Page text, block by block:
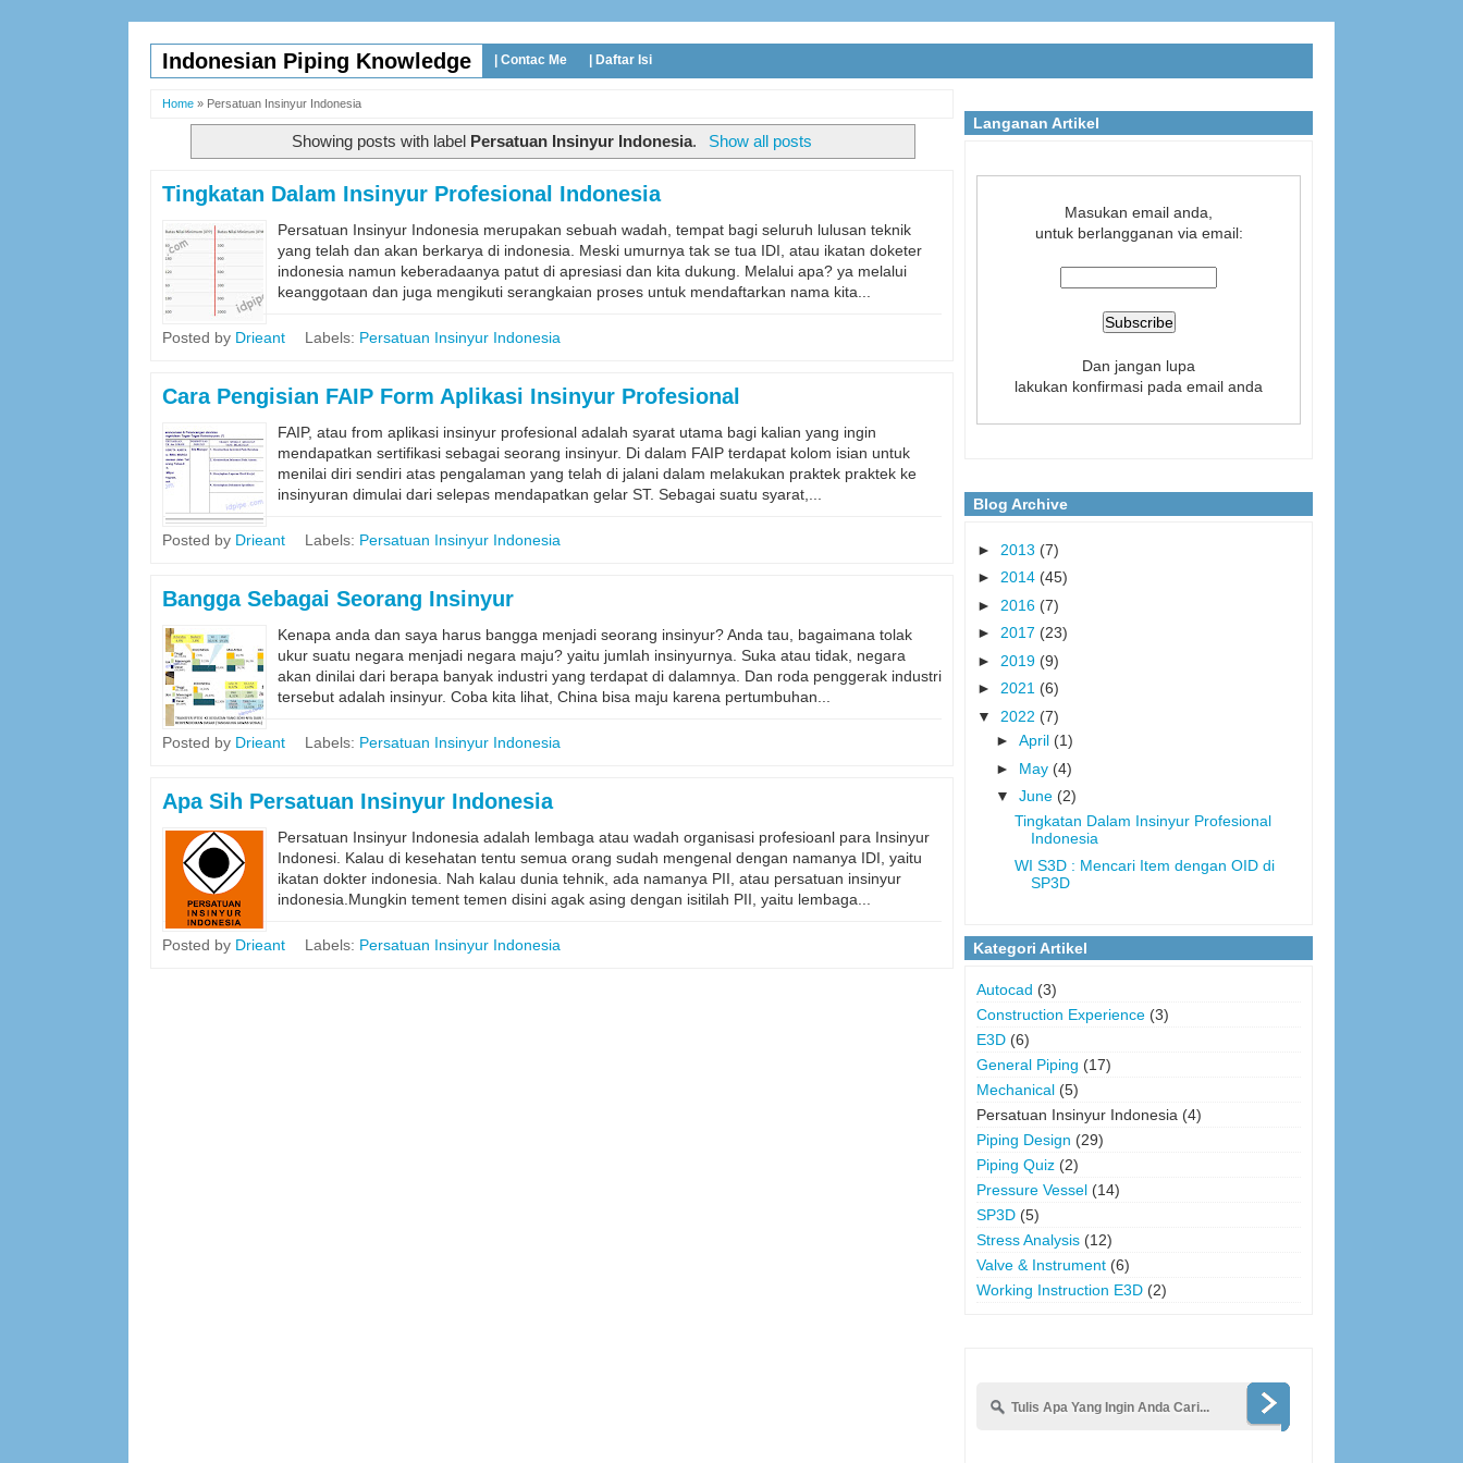
Indonesian Piping Knowledge | Contac Me | Daftar Isi
Home » Persatuan Insinyur Indonesia
Showing posts with label Persatuan Insinyur Indonesia. Show all posts
Tingkatan Dalam Insinyur Profesional Indonesia
Persatuan Insinyur Indonesia merupakan sebuah wadah, tempat bagi seluruh lulusan teknik
yang telah dan akan berkarya di indonesia. Meski umurnya tak se tua IDI, atau ikatan doketer
indonesia namun keberadaanya patut di apresiasi dan kita dukung. Melalui apa? ya melalui
keanggotaan dan juga mengikuti serangkaian proses untuk mendaftarkan nama kita...
Posted by Drieant Labels: Persatuan Insinyur Indonesia
Cara Pengisian FAIP Form Aplikasi Insinyur Profesional
FAIP, atau from aplikasi insinyur profesional adalah syarat utama bagi kalian yang ingin
mendapatkan sertifikasi sebagai seorang insinyur. Di dalam FAIP terdapat kolom isian untuk
menilai diri sendiri atas pengalaman yang telah di jalani dalam melakukan praktek praktek ke
insinyuran dimulai dari selepas mendapatkan gelar ST. Sebagai suatu syarat,...
Posted by Drieant Labels: Persatuan Insinyur Indonesia
Bangga Sebagai Seorang Insinyur
Kenapa anda dan saya harus bangga menjadi seorang insinyur? Anda tau, bagaimana tolak
ukur suatu negara menjadi negara maju? yaitu jumlah insinyurnya. Suka atau tidak, negara
akan dinilai dari berapa banyak industri yang terdapat di dalamnya. Dan roda penggerak industri
tersebut adalah insinyur. Coba kita lihat, China bisa maju karena pertumbuhan...
Posted by Drieant Labels: Persatuan Insinyur Indonesia
Apa Sih Persatuan Insinyur Indonesia
Persatuan Insinyur Indonesia adalah lembaga atau wadah organisasi profesioanl para Insinyur
Indonesi. Kalau di kesehatan tentu semua orang sudah mengenal dengan namanya IDI, yaitu
ikatan dokter indonesia. Nah kalau dunia tehnik, ada namanya PII, atau persatuan insinyur
indonesia.Mungkin tement temen disini agak asing dengan isitilah PII, yaitu lembaga...
Posted by Drieant Labels: Persatuan Insinyur Indonesia
Langanan Artikel
Masukan email anda,
untuk berlangganan via email:
Dan jangan lupa
lakukan konfirmasi pada email anda
Blog Archive
► 2013 (7)
► 2014 (45)
► 2016 (7)
► 2017 (23)
► 2019 (9)
► 2021 (6)
▼ 2022 (7)
► April (1)
► May (4)
▼ June (2)
Tingkatan Dalam Insinyur Profesional
Indonesia
WI S3D : Mencari Item dengan OID di
SP3D
Kategori Artikel
Autocad (3)
Construction Experience (3)
E3D (6)
General Piping (17)
Mechanical (5)
Persatuan Insinyur Indonesia (4)
Piping Design (29)
Piping Quiz (2)
Pressure Vessel (14)
SP3D (5)
Stress Analysis (12)
Valve & Instrument (6)
Working Instruction E3D (2)